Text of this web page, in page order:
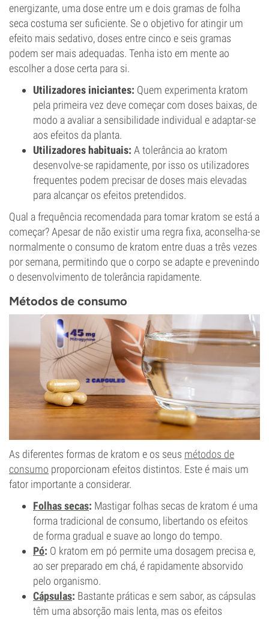
energizante, uma dose entre um e dois gramas de folha
seca costuma ser suficiente. Se o objetivo for atingir um
efeito mais sedativo, doses entre cinco e seis gramas
podem ser mais adequadas. Tenha isto em mente ao
escolher a dose certa para si.
Utilizadores iniciantes: Quem experimenta kratom
pela primeira vez deve começar com doses baixas, de
modo a avaliar a sensibilidade individual e adaptar-se
aos efeitos da planta.
Utilizadores habituais: A tolerância ao kratom
desenvolve-se rapidamente, por isso os utilizadores
frequentes podem precisar de doses mais elevadas
para alcançar os efeitos pretendidos.
Qual a frequência recomendada para tomar kratom se está a
começar? Apesar de não existir uma regra fixa, aconselha-se
normalmente o consumo de kratom entre duas a três vezes
por semana, permitindo que o corpo se adapte e prevenindo
o desenvolvimento de tolerância rapidamente.
Métodos de consumo
As diferentes formas de kratom e os seus métodos de
consumo proporcionam efeitos distintos. Este é mais um
fator importante a considerar.
Folhas secas: Mastigar folhas secas de kratom é uma
forma tradicional de consumo, libertando os efeitos
de forma gradual e suave ao longo do tempo.
Pó: O kratom em pó permite uma dosagem precisa e,
ao ser preparado em chá, é rapidamente absorvido
pelo organismo.
Cápsulas: Bastante práticas e sem sabor, as cápsulas
têm uma absorção mais lenta, mas os efeitos